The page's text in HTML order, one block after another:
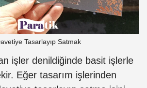
Tasarlayıp Satmak
işler denildiğinde basit işlerle
Eğer tasarım işlerinden